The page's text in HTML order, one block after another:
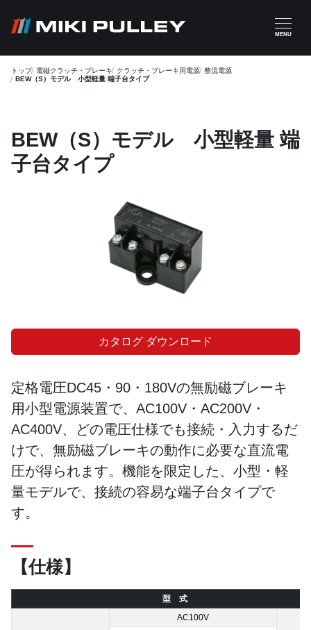
MENU
トップ 電磁クラッチ・ブレーキ クラッチ・ブレーキ用電源 整流電源
BEW（S）モデル 小型軽量 端子台タイプ
BEW（S）モデル 小型軽量 端
子台タイプ
カタログ ダウンロード
定格電圧DC45・90・180Vの無励磁ブレーキ
用小型電源装置で、AC100V・AC200V・
AC400V、どの電圧仕様でも接続・入力するだ
けで、無励磁ブレーキの動作に必要な直流電
圧が得られます。機能を限定した、小型・軽
量モデルで、接続の容易な端子台タイプで
す。
【仕様】
型 式
AC100V